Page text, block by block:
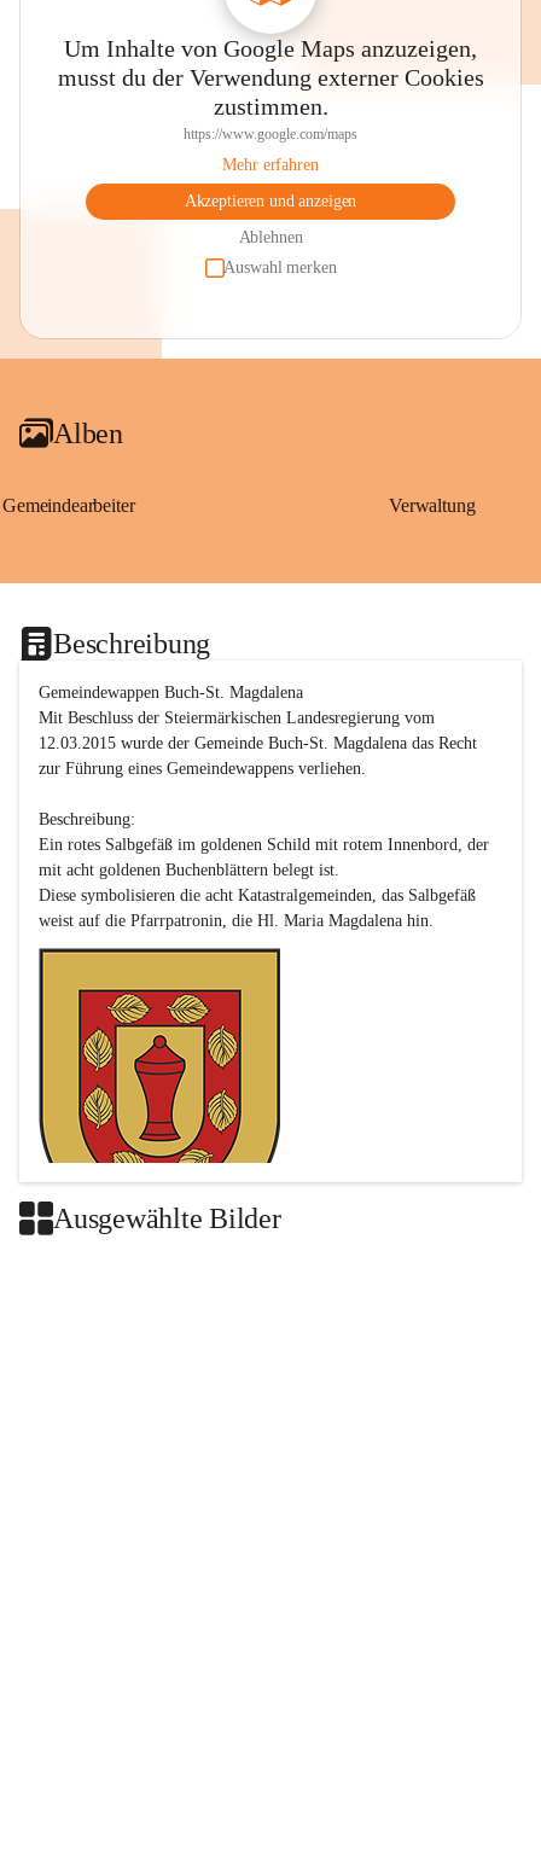
Um Inhalte von Google Maps anzuzeigen,
musst du der Verwendung externer Cookies
zustimmen.
https://www.google.com/maps
Mehr erfahren
Akzeptieren und anzeigen
Ablehnen
Auswahl merken
Alben
Gemeindearbeiter Verwaltung
Beschreibung
Gemeindewappen Buch-St. Magdalena
Mit Beschluss der Steiermärkischen Landesregierung vom
12.03.2015 wurde der Gemeinde Buch-St. Magdalena das Recht
zur Führung eines Gemeindewappens verliehen.
Beschreibung:
Ein rotes Salbgefäß im goldenen Schild mit rotem Innenbord, der
mit acht goldenen Buchenblättern belegt ist.
Diese symbolisieren die acht Katastralgemeinden, das Salbgefäß
Ausgewählte Bilder